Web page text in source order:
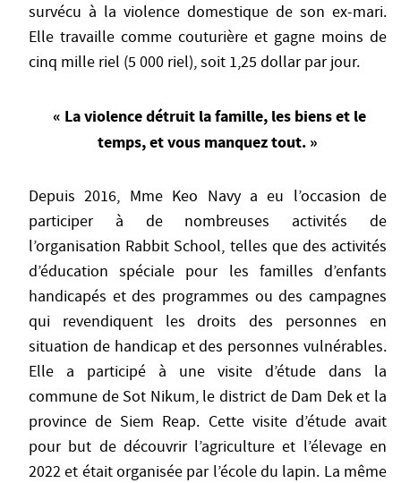
survécu à la violence domestique de son ex-mari.
Elle travaille comme couturière et gagne moins de
cinq mille riel (5 000 riel), soit 1,25 dollar par jour.
« La violence détruit la famille, les biens et le
temps, et vous manquez tout. »
Depuis 2016, Mme Keo Navy a eu l’occasion de
participer à de nombreuses activités de
l’organisation Rabbit School, telles que des activités
d’éducation spéciale pour les familles d’enfants
handicapés et des programmes ou des campagnes
qui revendiquent les droits des personnes en
situation de handicap et des personnes vulnérables.
Elle a participé à une visite d’étude dans la
commune de Sot Nikum, le district de Dam Dek et la
province de Siem Reap. Cette visite d’étude avait
pour but de découvrir l’agriculture et l’élevage en
2022 et était organisée par l’école du lapin. La même